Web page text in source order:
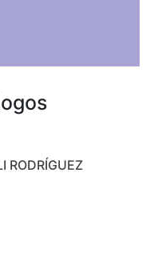
RODRÍGUEZ